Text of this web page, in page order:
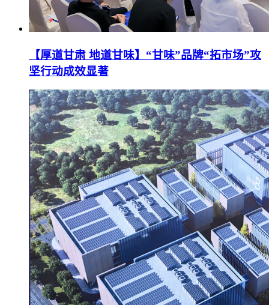
【厚道甘肃 地道甘味】“甘味”品牌“拓市场”攻
坚行动成效显著